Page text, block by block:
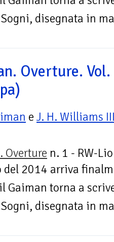
disegnata in
Overture.
e J. H. Williams
Overture n. 1 - RW-
del 2014 arriva
torna a
disegnata in